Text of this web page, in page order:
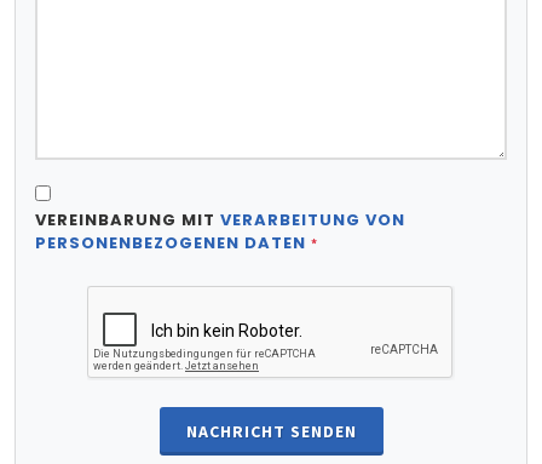
VEREINBARUNG MIT VERARBEITUNG VON
PERSONENBEZOGENEN DATEN *
NACHRICHT SENDEN